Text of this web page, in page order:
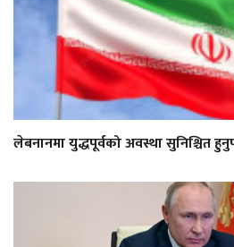
लेबनानमा युद्धपूर्वको अवस्था सुनिश्चित